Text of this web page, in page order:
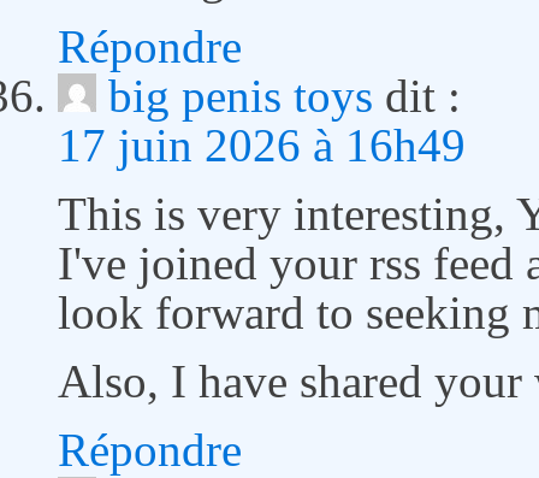
Répondre
big penis toys dit :
17 juin 2026 à 16h49
This is very interesting,
I've joined your rss feed
look forward to seeking
Also, I have shared
Répondre